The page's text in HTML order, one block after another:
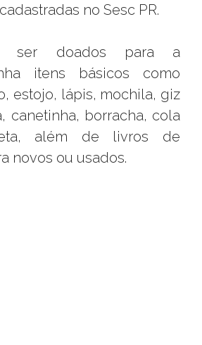
no Sesc PR.
ser doados para a
itens básicos como
estojo, lápis, mochila, giz
canetinha, borracha, cola
além de livros de
novos ou usados.